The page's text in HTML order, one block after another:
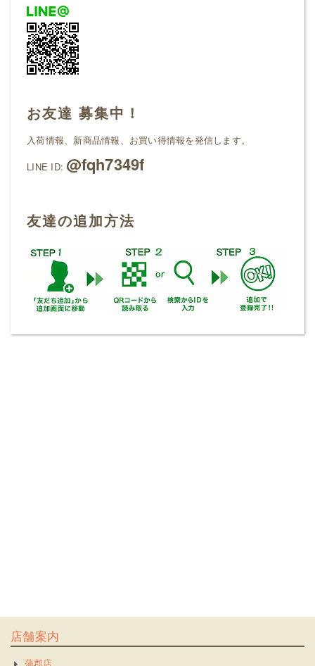
お友達 募集中！
入荷情報、新商品情報、お買い得情報を発信します。
LINE ID: @fqh7349f
友達の追加方法
店舗案内
蒲郡店